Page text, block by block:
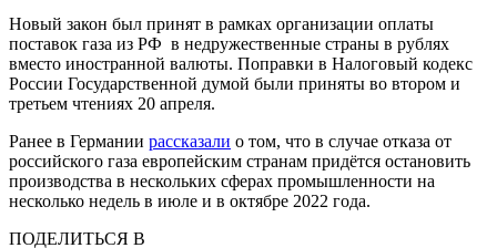
Новый закон был принят в рамках организации оплаты
поставок газа из РФ в недружественные страны в рублях
вместо иностранной валюты. Поправки в Налоговый кодекс
России Государственной думой были приняты во втором и
третьем чтениях 20 апреля.
Ранее в Германии рассказали о том, что в случае отказа от
российского газа европейским странам придётся остановить
производства в нескольких сферах промышленности на
несколько недель в июле и в октябре 2022 года.
ПОДЕЛИТЬСЯ В